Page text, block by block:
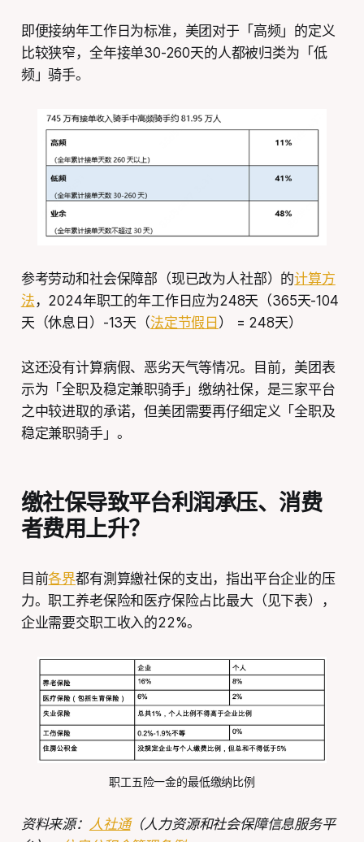
即便接纳年工作日为标准，美团对于「高频」的定义
比较狭窄，全年接单30-260天的人都被归类为「低
频」骑手。
参考劳动和社会保障部（现已改为人社部）的计算方
法 ，2024年职工的年工作日应为248天（365天-104
天（休息日）-13天（法定节假日 ） = 248天）
这还没有计算病假、恶劣天气等情况。目前，美团表
示为「全职及稳定兼职骑手」缴纳社保，是三家平台
之中较进取的承诺，但美团需要再仔细定义「全职及
稳定兼职骑手」。
缴社保导致平台利润承压、消费
者费用上升？
目前各界都有測算繳社保的支出，指出平台企业的压
力。职工养老保险和医疗保险占比最大（见下表），
企业需要交职工收入的22%。
职工五险一金的最低缴纳比例
资料来源： 人社通（人力资源和社会保障信息服务平